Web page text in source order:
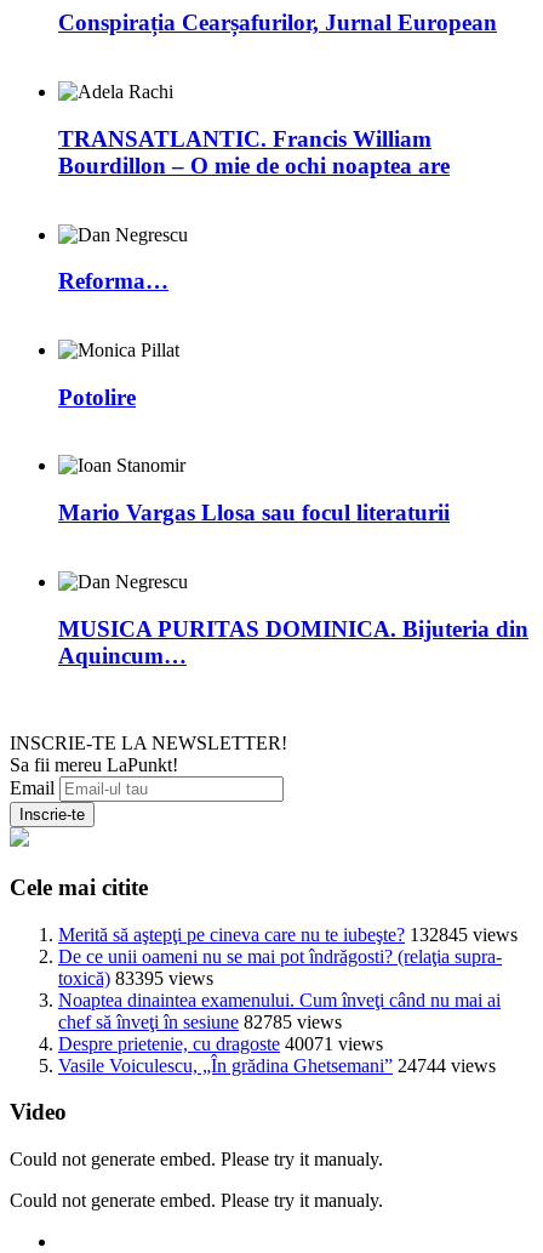
Conspirația Cearșafurilor, Jurnal European
TRANSATLANTIC. Francis William
Bourdillon – O mie de ochi noaptea are
Reforma…
Potolire
Mario Vargas Llosa sau focul literaturii
MUSICA PURITAS DOMINICA. Bijuteria din
Aquincum…
INSCRIE-TE LA NEWSLETTER!
Sa fii mereu LaPunkt!
Email
Cele mai citite
Merită să aştepţi pe cineva care nu te iubeşte? 132845 views
De ce unii oameni nu se mai pot îndrăgosti? (relaţia supra-
toxică) 83395 views
Noaptea dinaintea examenului. Cum înveţi când nu mai ai
chef să înveţi în sesiune 82785 views
Despre prietenie, cu dragoste 40071 views
Vasile Voiculescu, „În grădina Ghetsemani” 24744 views
Video
Could not generate embed. Please try it manualy.
Could not generate embed. Please try it manualy.